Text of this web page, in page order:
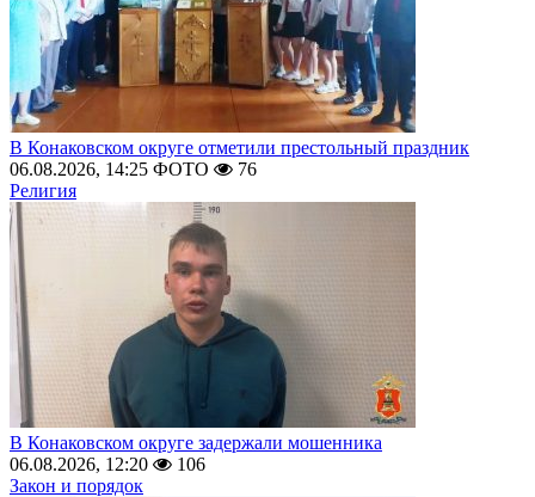
В Конаковском округе отметили престольный праздник
06.08.2026, 14:25 ФОТО
76
Религия
В Конаковском округе задержали мошенника
06.08.2026, 12:20
106
Закон и порядок